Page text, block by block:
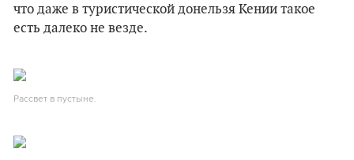
что даже в туристической донельзя Кении такое
есть далеко не везде.
Рассвет в пустыне.